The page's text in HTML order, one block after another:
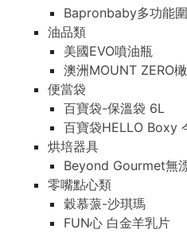
Bapronbaby多功能
油品類
美國EVO噴油瓶
澳洲MOUNT ZERO
便當袋
百寶袋-保溫袋 6L
百寶袋HELLO Boxy
烘培器具
Beyond Gourmet無
零嘴點心類
穀慕蒎-沙琪瑪
FUN心 白金羊乳片